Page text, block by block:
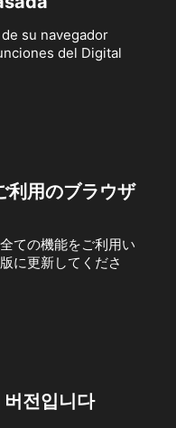
su navegador
del Digital
利用のブラウザ
ての機能をご利用い
に更新してくださ
전입니다